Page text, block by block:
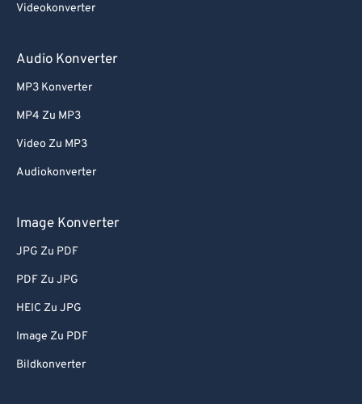
Videokonverter
Audio Konverter
MP3 Konverter
MP4 Zu MP3
Video Zu MP3
Audiokonverter
Image Konverter
JPG Zu PDF
PDF Zu JPG
HEIC Zu JPG
Image Zu PDF
Bildkonverter